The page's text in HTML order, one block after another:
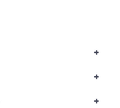
+
+
+